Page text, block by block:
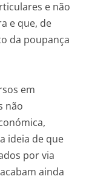
e não
e que, de
da poupança
em
não
ideia de que
por via
ainda